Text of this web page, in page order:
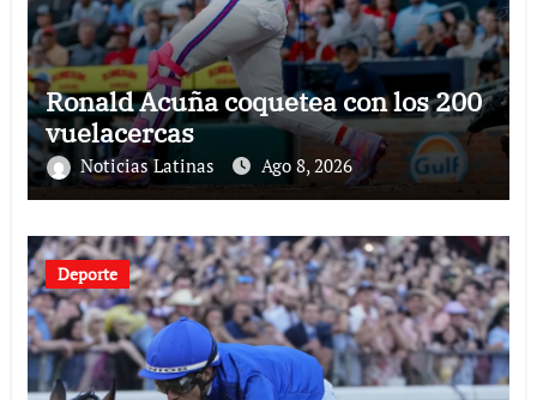
Ronald Acuña coquetea con los 200
vuelacercas
Noticias Latinas Ago 8, 2026
Deporte